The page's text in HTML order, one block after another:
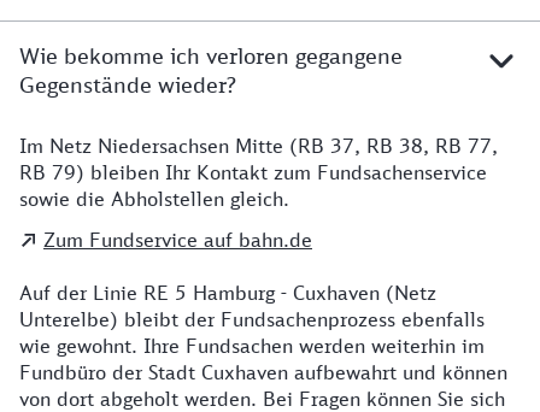
Wie bekomme ich verloren gegangene
Gegenstände wieder?
Details zu Kontakt
Im Netz Niedersachsen Mitte (RB 37, RB 38, RB 77,
RB 79) bleiben Ihr Kontakt zum Fundsachenservice
sowie die Abholstellen gleich.
Zum Fundservice auf bahn.de
Auf der Linie RE 5 Hamburg - Cuxhaven (Netz
Unterelbe) bleibt der Fundsachenprozess ebenfalls
wie gewohnt. Ihre Fundsachen werden weiterhin im
Fundbüro der Stadt Cuxhaven aufbewahrt und können
von dort abgeholt werden. Bei Fragen können Sie sich